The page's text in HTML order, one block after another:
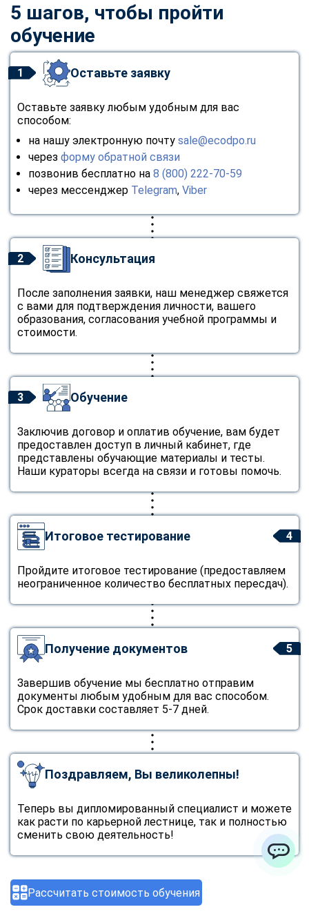
Рассчитать стоимость обучения
5 шагов, чтобы пройти
обучение
1 Оставьте заявку
Оставьте заявку любым удобным для вас
способом:
на нашу электронную почту sale@ecodpo.ru
через форму обратной связи
позвонив бесплатно на 8 (800) 222-70-59
через мессенджер Telegram, Viber
2 Консультация
После заполнения заявки, наш менеджер свяжется
с вами для подтверждения личности, вашего
образования, согласования учебной программы и
стоимости.
3 Обучение
Заключив договор и оплатив обучение, вам будет
предоставлен доступ в личный кабинет, где
представлены обучающие материалы и тесты.
Наши кураторы всегда на связи и готовы помочь.
4
Итоговое тестирование
Пройдите итоговое тестирование (предоставляем
неограниченное количество бесплатных пересдач).
5
Получение документов
Завершив обучение мы бесплатно отправим
документы любым удобным для вас способом.
Срок доставки составляет 5-7 дней.
Поздравляем, Вы великолепны!
Теперь вы дипломированный специалист и можете
как расти по карьерной лестнице, так и полностью
сменить свою деятельность!
ChatApp
online
Мессенджеры
Свяжитесь с нами через любой удобный мессенджер!
Telegram
Vkontakte EMail
Max